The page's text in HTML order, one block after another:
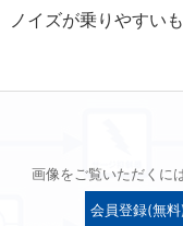
ノイズが乗りやすい
画像をご覧いただくに
会員登録(無